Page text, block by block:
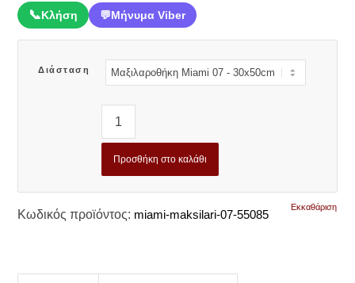
32,90 €
📞Κλήση 💬Μήνυμα Viber
Διάσταση
Εκκαθάριση
Προσθήκη στο καλάθι
Κωδικός προϊόντος: miami-maksilari-07-55085